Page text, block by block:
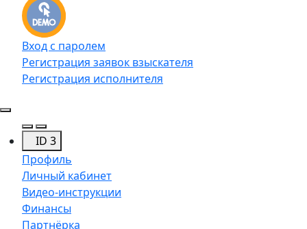
Вход с паролем
Регистрация заявок взыскателя
Регистрация исполнителя
ID 3
Профиль
Личный кабинет
Видео-инструкции
Финансы
Партнёрка